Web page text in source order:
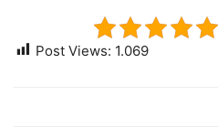
Post Views: 1.069